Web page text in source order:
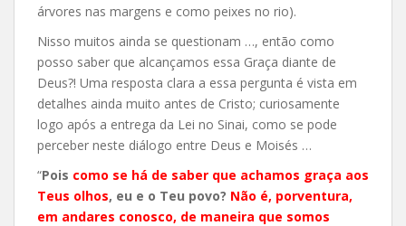
árvores nas margens e como peixes no rio).
Nisso muitos ainda se questionam …, então como
posso saber que alcançamos essa Graça diante de
Deus?! Uma resposta clara a essa pergunta é vista em
detalhes ainda muito antes de Cristo; curiosamente
logo após a entrega da Lei no Sinai, como se pode
perceber neste diálogo entre Deus e Moisés …
“Pois como se há de saber que achamos graça aos
Teus olhos, eu e o Teu povo? Não é, porventura,
em andares conosco, de maneira que somos